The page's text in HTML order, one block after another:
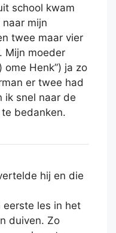
school kwam
mijn
twee maar vier
Mijn moeder
Henk”) ja zo
er twee had
ik snel naar de
bedanken.
hij en die
eerste les in het
duiven. Zo